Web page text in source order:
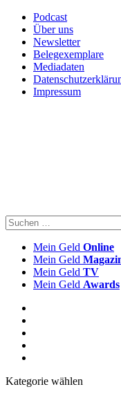
Podcast
Über uns
Newsletter
Belegexemplare
Mediadaten
Impressum
Mein Geld Online
Mein Geld
Mein Geld TV
Mein Geld Awards
Kategorie wählen